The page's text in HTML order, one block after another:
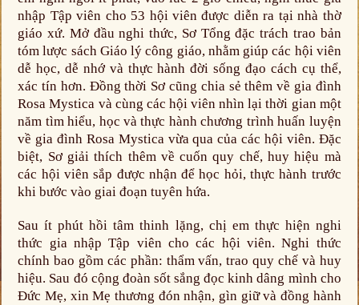
nhập Tập viên cho 53 hội viên được diễn ra tại nhà thờ
giáo xứ. Mở đầu nghi thức, Sơ Tổng đặc trách trao bản
tóm lược sách Giáo lý công giáo, nhằm giúp các hội viên
dễ học, dễ nhớ và thực hành đời sống đạo cách cụ thể,
xác tín hơn. Đồng thời Sơ cũng chia sẻ thêm về gia đình
Rosa Mystica và cùng các hội viên nhìn lại thời gian một
năm tìm hiểu, học và thực hành chương trình huấn luyện
về gia đình Rosa Mystica vừa qua của các hội viên. Đặc
biệt, Sơ giải thích thêm về cuốn quy chế, huy hiệu mà
các hội viên sắp được nhận để học hỏi, thực hành trước
khi bước vào giai đoạn tuyên hứa.
Sau ít phút hồi tâm thinh lặng, chị em thực hiện nghi
thức gia nhập Tập viên cho các hội viên. Nghi thức
chính bao gồm các phần: thẩm vấn, trao quy chế và huy
hiệu. Sau đó cộng đoàn sốt sắng đọc kinh dâng mình cho
Đức Mẹ, xin Mẹ thương đón nhận, gìn giữ và đồng hành